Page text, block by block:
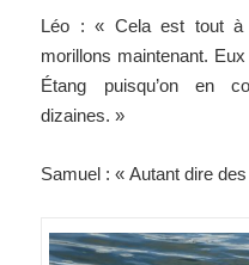
Léo : « Cela est tout à
morillons maintenant.
Étang puisqu’on en
dizaines. »
Samuel : « Autant dire